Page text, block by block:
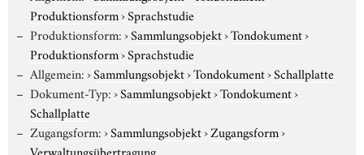
Produktionsform›Sprachstudie
Produktionsform:›Sammlungsobjekt›Tondokument›
Produktionsform›Sprachstudie
Allgemein:›Sammlungsobjekt›Tondokument›Schallplatte
Dokument-Typ:›Sammlungsobjekt›Tondokument›
Schallplatte
Zugangsform:›Sammlungsobjekt›Zugangsform›
Verwaltungsübertragung